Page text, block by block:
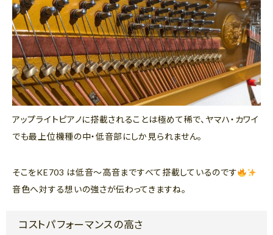
アップライトピアノに搭載されることは極めて稀で、ヤマハ・カワイ
でも最上位機種の中・低音部にしか見られません。
そこをKE703 は低音～高音まですべて搭載しているのです
音色へ対する想いの強さが伝わってきますね。
コストパフォーマンスの高さ